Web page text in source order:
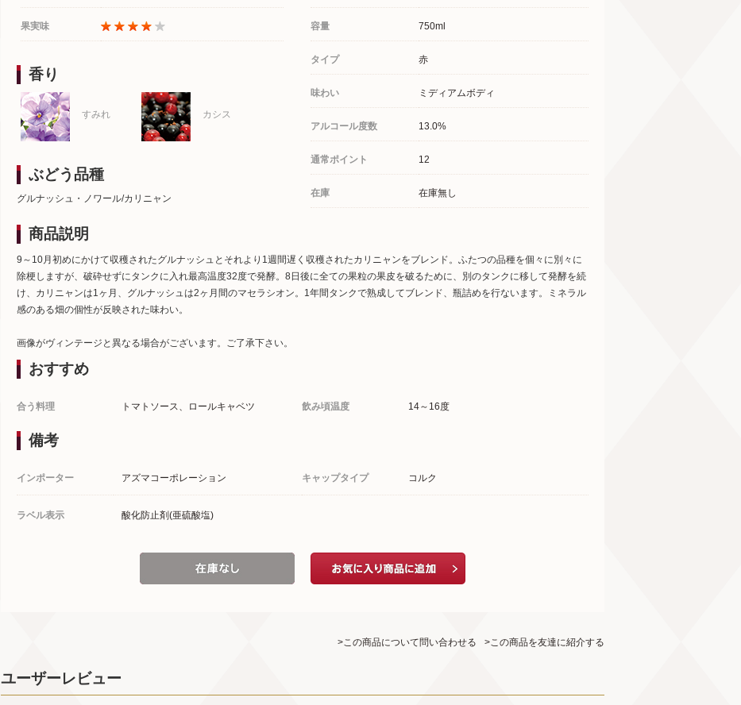
容量 750ml
タイプ 赤
味わい ミディアムボディ
アルコール度数 13.0%
通常ポイント 12
在庫 在庫無し
果実味
香り
すみれ カシス
ぶどう品種
グルナッシュ・ノワール/カリニャン
商品説明
9～10月初めにかけて収穫されたグルナッシュとそれより1週間遅く収穫されたカリニャンをブレンド。ふたつの品種を個々に別々に
除梗しますが、破砕せずにタンクに入れ最高温度32度で発酵。8日後に全ての果粒の果皮を破るために、別のタンクに移して発酵を続
け、カリニャンは1ヶ月、グルナッシュは2ヶ月間のマセラシオン。1年間タンクで熟成してブレンド、瓶詰めを行ないます。ミネラル
感のある畑の個性が反映された味わい。
画像がヴィンテージと異なる場合がございます。ご了承下さい。
おすすめ
合う料理 トマトソース、ロールキャベツ 飲み頃温度 14～16度
備考
インポーター アズマコーポレーション キャップタイプ コルク
ラベル表示 酸化防止剤(亜硫酸塩)
>この商品について問い合わせる >この商品を友達に紹介する
ユーザーレビュー